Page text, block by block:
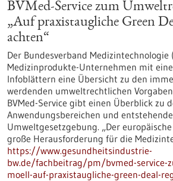
BVMed-Service zum
„Auf praxistaugliche Green
achten“
Der Bundesverband Medizintechnologie
Medizinprodukte-Unternehmen mit
Infoblättern eine Übersicht zu den
werdenden umweltrechtlichen
BVMed-Service gibt einen Überblick zu
Anwendungsbereichen und
Umweltgesetzgebung. „Der europäische
große Herausforderung für die
https://www.gesundheitsindustrie-
bw.de/fachbeitrag/pm/bvmed-service-
moell-auf-praxistaugliche-green-deal-